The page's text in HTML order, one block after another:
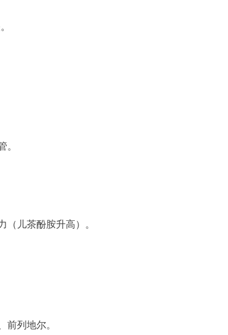
儿茶酚胺升高）。
前列地尔。